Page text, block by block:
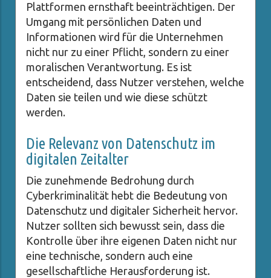
Plattformen ernsthaft beeinträchtigen. Der
Umgang mit persönlichen Daten und
Informationen wird für die Unternehmen
nicht nur zu einer Pflicht, sondern zu einer
moralischen Verantwortung. Es ist
entscheidend, dass Nutzer verstehen, welche
Daten sie teilen und wie diese schützt
werden.
Die Relevanz von Datenschutz im
digitalen Zeitalter
Die zunehmende Bedrohung durch
Cyberkriminalität hebt die Bedeutung von
Datenschutz und digitaler Sicherheit hervor.
Nutzer sollten sich bewusst sein, dass die
Kontrolle über ihre eigenen Daten nicht nur
eine technische, sondern auch eine
gesellschaftliche Herausforderung ist.